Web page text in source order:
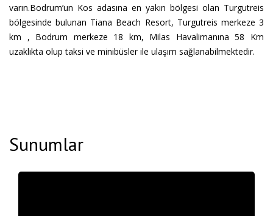
varın.Bodrum’un Kos adasına en yakın bölgesi olan Turgutreis
bölgesinde bulunan Tiana Beach Resort, Turgutreis merkeze 3
km , Bodrum merkeze 18 km, Milas Havalimanına 58 Km
uzaklıkta olup taksi ve minibüsler ile ulaşım sağlanabilmektedir.
Sunumlar